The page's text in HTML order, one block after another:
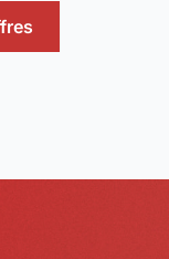
que le